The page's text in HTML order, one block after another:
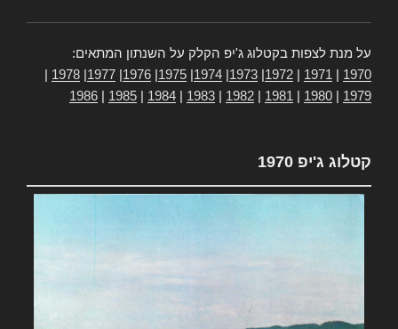
על מנת לצפות בקטלוג ג'יפ הקלק על השנתון המתאים:
1970
1971
1972
1973
1974
1975
1976
1977
1978
1979
1980
1981
1982
1983
1984
1985
1986
קטלוג ג'יפ 1970